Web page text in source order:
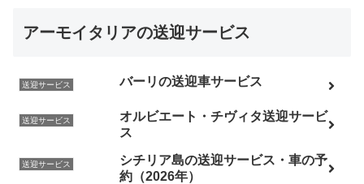
アーモイタリアの送迎サービス
送迎サービス バーリの送迎車サービス
送迎サービス
オルビエート・チヴィタ送迎サービ
ス
送迎サービス
シチリア島の送迎サービス・車の予
約（2026年）